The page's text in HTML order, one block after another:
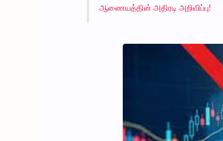
ஆணையத்தின் அதிரடி அறிவிப்பு!